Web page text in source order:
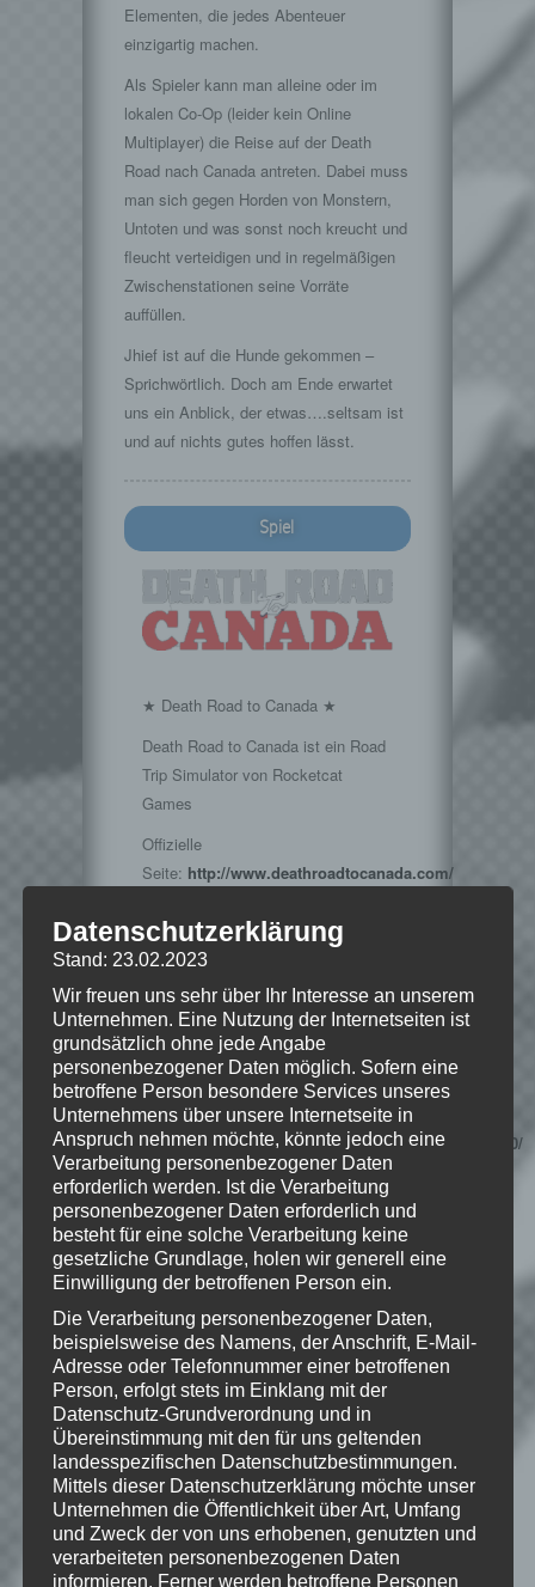
Elementen, die jedes Abenteuer
einzigartig machen.
Als Spieler kann man alleine oder im
lokalen Co-Op (leider kein Online
Multiplayer) die Reise auf der Death
Road nach Canada antreten. Dabei muss
man sich gegen Horden von Monstern,
Untoten und was sonst noch kreucht und
fleucht verteidigen und in regelmäßigen
Zwischenstationen seine Vorräte
auffüllen.
Jhief ist auf die Hunde gekommen –
Sprichwörtlich. Doch am Ende erwartet
uns ein Anblick, der etwas….seltsam ist
und auf nichts gutes hoffen lässt.
Spiel
★ Death Road to Canada ★
Death Road to Canada ist ein Road
Trip Simulator von Rocketcat
Games
Offizielle
Seite: http://www.deathroadtocanada.com/
Hinweise
Wenn Dir das Spiel gefällt,
unterstütze bitte die Entwickler und
kaufe Dir das Spiel im Original!
Stream:http://store.steampowered.com/app/252610/
© 2016 Rocketcat Games
Wie gefällt dir dieser Beitrag?
Klicke hier und lasse
eine Bewertung da!
Schreibe einen Kommentar
Deine E-Mail-Adresse wird nicht
Datenschutzerklärung
Stand: 23.02.2023
Wir freuen uns sehr über Ihr Interesse an unserem
Unternehmen. Eine Nutzung der Internetseiten ist
grundsätzlich ohne jede Angabe
personenbezogener Daten möglich. Sofern eine
betroffene Person besondere Services unseres
Unternehmens über unsere Internetseite in
Anspruch nehmen möchte, könnte jedoch eine
Verarbeitung personenbezogener Daten
erforderlich werden. Ist die Verarbeitung
personenbezogener Daten erforderlich und
besteht für eine solche Verarbeitung keine
gesetzliche Grundlage, holen wir generell eine
Einwilligung der betroffenen Person ein.
Die Verarbeitung personenbezogener Daten,
beispielsweise des Namens, der Anschrift, E-Mail-
Adresse oder Telefonnummer einer betroffenen
Person, erfolgt stets im Einklang mit der
Datenschutz-Grundverordnung und in
Übereinstimmung mit den für uns geltenden
landesspezifischen Datenschutzbestimmungen.
Mittels dieser Datenschutzerklärung möchte unser
Unternehmen die Öffentlichkeit über Art, Umfang
und Zweck der von uns erhobenen, genutzten und
verarbeiteten personenbezogenen Daten
informieren. Ferner werden betroffene Personen